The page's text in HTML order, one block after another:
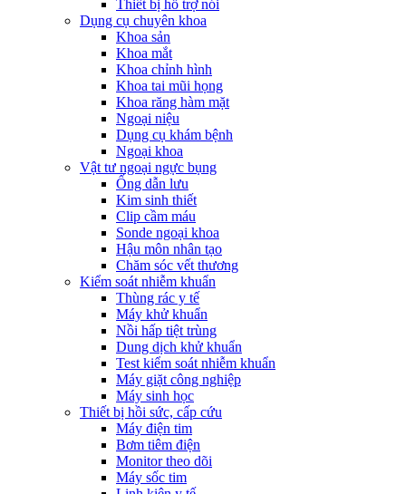
Thiết bị hỗ trợ nói
Dụng cụ chuyên khoa
Khoa sản
Khoa mắt
Khoa chỉnh hình
Khoa tai mũi họng
Khoa răng hàm mặt
Ngoại niệu
Dụng cụ khám bệnh
Ngoại khoa
Vật tư ngoại ngực bụng
Ống dẫn lưu
Kim sinh thiết
Clip cầm máu
Sonde ngoại khoa
Hậu môn nhân tạo
Chăm sóc vết thương
Kiểm soát nhiễm khuẩn
Thùng rác y tế
Máy khử khuẩn
Nồi hấp tiệt trùng
Dung dịch khử khuẩn
Test kiểm soát nhiễm khuẩn
Máy giặt công nghiệp
Máy sinh học
Thiết bị hồi sức, cấp cứu
Máy điện tim
Bơm tiêm điện
Monitor theo dõi
Máy sốc tim